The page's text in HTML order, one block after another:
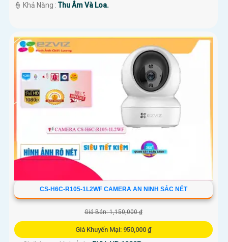
️👮 Khả Năng :Thu Âm Và Loa.
CS-H6C-R105-1L2WF CAMERA AN NINH SẮC NÉT
Giá Bán: 1,150,000 ₫
Giá Khuyến Mại: 950,000 ₫